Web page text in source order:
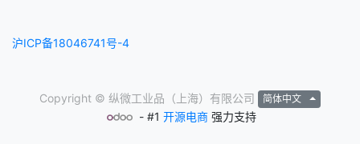
沪ICP备18046741号-4
Copyright © 纵微工业品（上海）有限公司 简体中文
- #1开源电商 强力支持